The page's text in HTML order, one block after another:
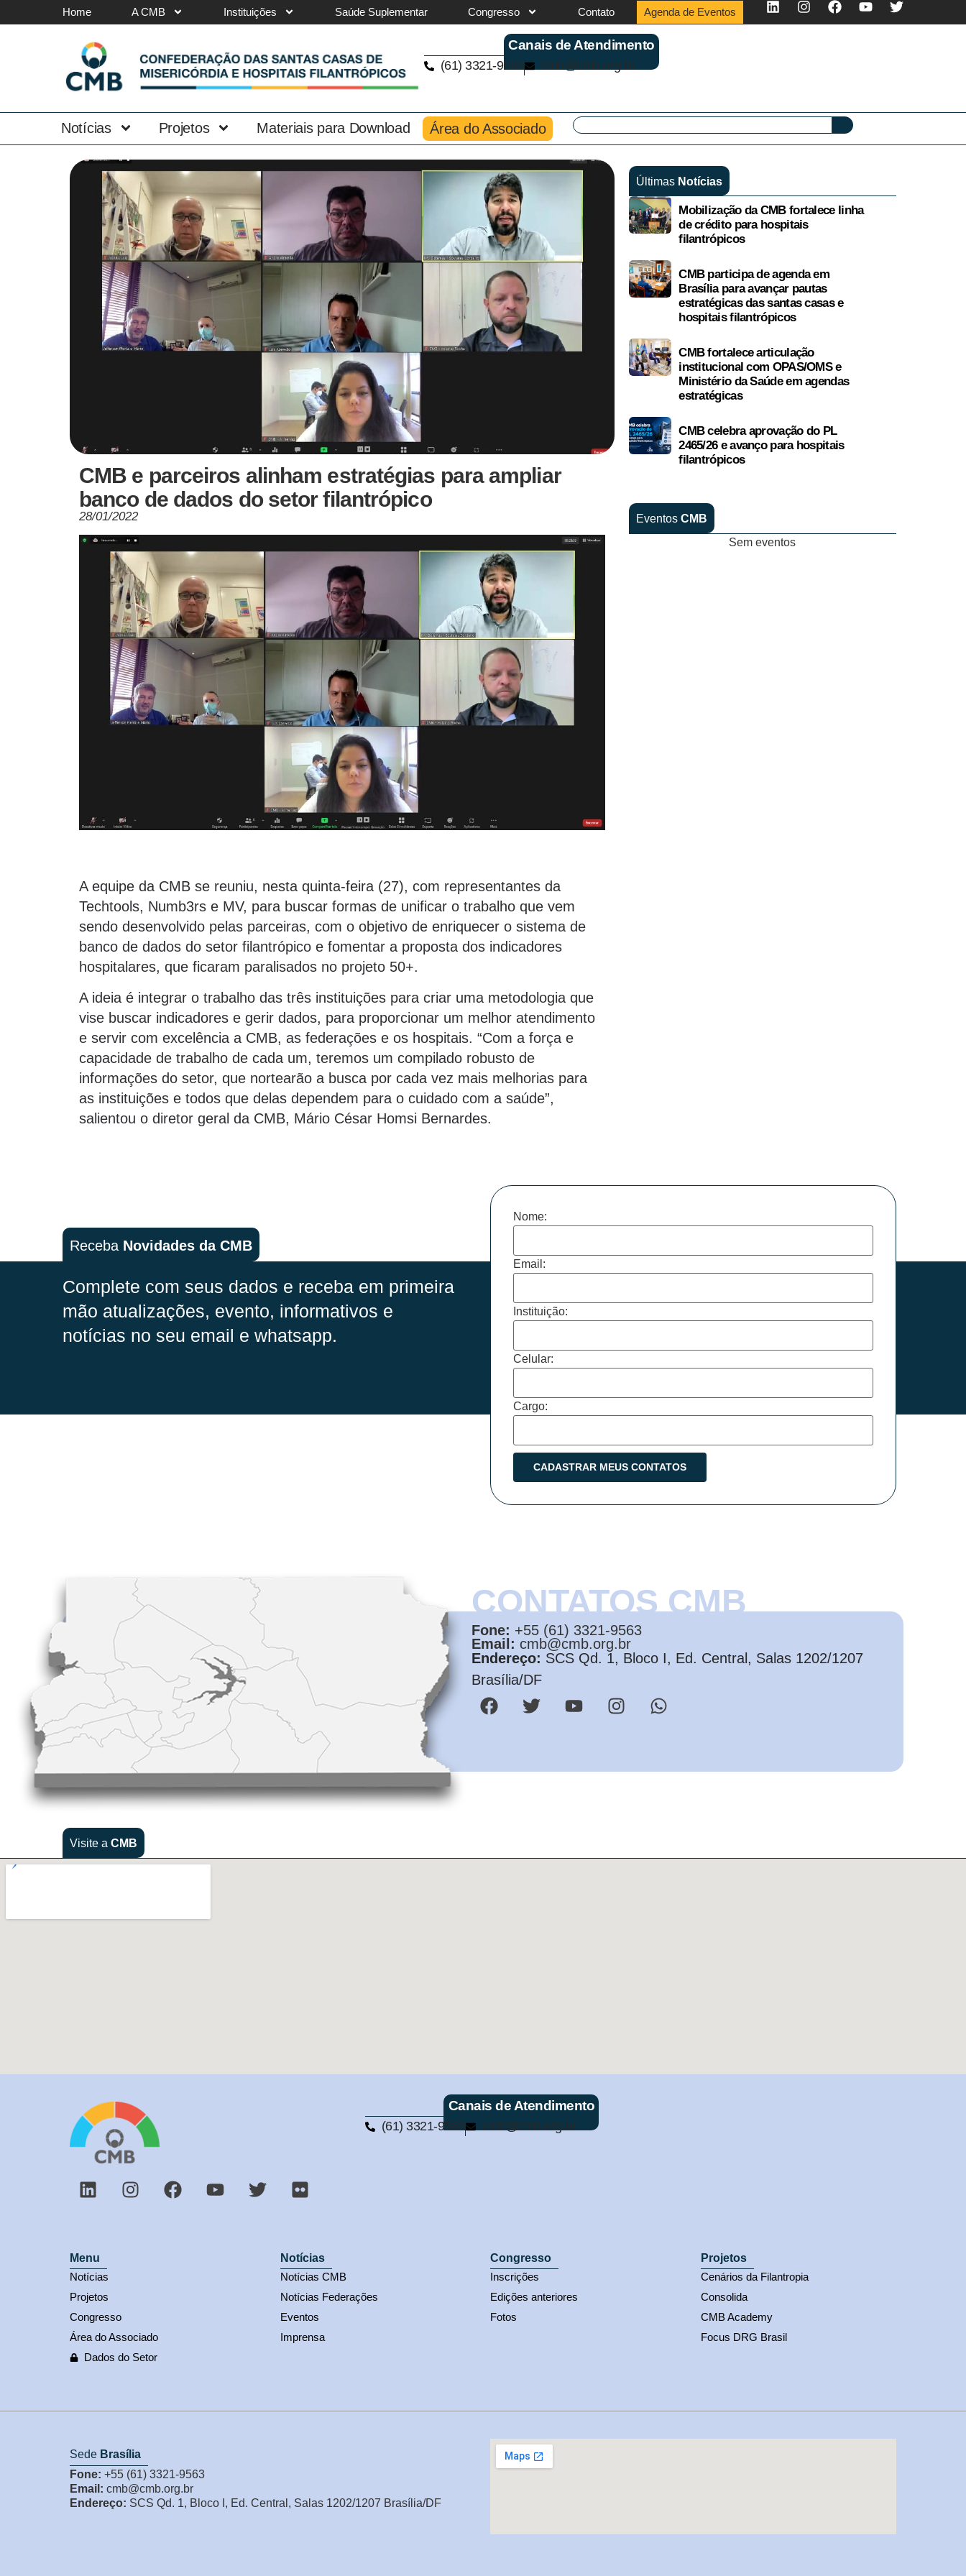
Home A CMB Instituições Saúde Suplementar Congresso Contato Agenda de Eventos
Canais de Atendimento
(61) 3321-9563 cmb@cmb.org.br
Notícias Projetos Materiais para Download Área do Associado
CMB e parceiros alinham estratégias para ampliar
banco de dados do setor filantrópico
28/01/2022
A equipe da CMB se reuniu, nesta quinta-feira (27), com representantes da
Techtools, Numb3rs e MV, para buscar formas de unificar o trabalho que vem
sendo desenvolvido pelas parceiras, com o objetivo de enriquecer o sistema de
banco de dados do setor filantrópico e fomentar a proposta dos indicadores
hospitalares, que ficaram paralisados no projeto 50+.
A ideia é integrar o trabalho das três instituições para criar uma metodologia que
vise buscar indicadores e gerir dados, para proporcionar um melhor atendimento
e servir com excelência a CMB, as federações e os hospitais. “Com a força e
capacidade de trabalho de cada um, teremos um compilado robusto de
informações do setor, que nortearão a busca por cada vez mais melhorias para
as instituições e todos que delas dependem para o cuidado com a saúde”,
salientou o diretor geral da CMB, Mário César Homsi Bernardes.
Últimas Notícias
Mobilização da CMB fortalece linha
de crédito para hospitais
filantrópicos
CMB participa de agenda em
Brasília para avançar pautas
estratégicas das santas casas e
hospitais filantrópicos
CMB fortalece articulação
institucional com OPAS/OMS e
Ministério da Saúde em agendas
estratégicas
CMB celebra aprovação do PL
2465/26 e avanço para hospitais
filantrópicos
Eventos CMB
Sem eventos
Receba Novidades da CMB
Complete com seus dados e receba em primeira
mão atualizações, evento, informativos e
notícias no seu email e whatsapp.
Nome:
Email:
Instituição:
Celular:
Cargo:
CONTATOS CMB
Fone: +55 (61) 3321-9563
Email: cmb@cmb.org.br
Endereço: SCS Qd. 1, Bloco I, Ed. Central, Salas 1202/1207
Brasília/DF
Visite a CMB
Canais de Atendimento
(61) 3321-9563 cmb@cmb.org.br
Menu
Notícias
Projetos
Congresso
Área do Associado
Dados do Setor
Notícias
Notícias CMB
Notícias Federações
Eventos
Imprensa
Congresso
Inscrições
Edições anteriores
Fotos
Projetos
Cenários da Filantropia
Consolida
CMB Academy
Focus DRG Brasil
Sede Brasília
Fone: +55 (61) 3321-9563
Email: cmb@cmb.org.br
Endereço: SCS Qd. 1, Bloco I, Ed. Central, Salas 1202/1207 Brasília/DF